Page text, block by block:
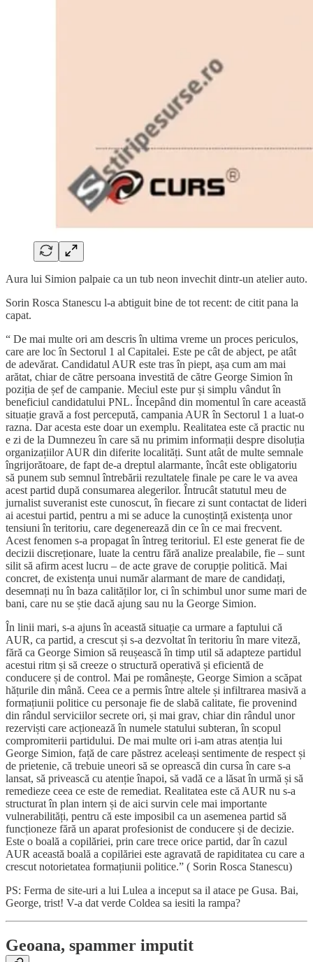
Aura lui Simion palpaie ca un tub neon invechit dintr-un atelier auto.
Sorin Rosca Stanescu l-a abtiguit bine de tot recent: de citit pana la
capat.
“ De mai multe ori am descris în ultima vreme un proces periculos,
care are loc în Sectorul 1 al Capitalei. Este pe cât de abject, pe atât
de adevărat. Candidatul AUR este tras în piept, așa cum am mai
arătat, chiar de către persoana investită de către George Simion în
poziția de șef de campanie. Meciul este pur și simplu vândut în
beneficiul candidatului PNL. Începând din momentul în care această
situație gravă a fost percepută, campania AUR în Sectorul 1 a luat-o
razna. Dar acesta este doar un exemplu. Realitatea este că practic nu
e zi de la Dumnezeu în care să nu primim informații despre disoluția
organizațiilor AUR din diferite localități. Sunt atât de multe semnale
îngrijorătoare, de fapt de-a dreptul alarmante, încât este obligatoriu
să punem sub semnul întrebării rezultatele finale pe care le va avea
acest partid după consumarea alegerilor. Întrucât statutul meu de
jurnalist suveranist este cunoscut, în fiecare zi sunt contactat de lideri
ai acestui partid, pentru a mi se aduce la cunoștință existența unor
tensiuni în teritoriu, care degenerează din ce în ce mai frecvent.
Acest fenomen s-a propagat în întreg teritoriul. El este generat fie de
decizii discreționare, luate la centru fără analize prealabile, fie – sunt
silit să afirm acest lucru – de acte grave de corupție politică. Mai
concret, de existența unui număr alarmant de mare de candidați,
desemnați nu în baza calităților lor, ci în schimbul unor sume mari de
bani, care nu se știe dacă ajung sau nu la George Simion.
În linii mari, s-a ajuns în această situație ca urmare a faptului că
AUR, ca partid, a crescut și s-a dezvoltat în teritoriu în mare viteză,
fără ca George Simion să reușească în timp util să adapteze partidul
acestui ritm și să creeze o structură operativă și eficientă de
conducere și de control. Mai pe românește, George Simion a scăpat
hățurile din mână. Ceea ce a permis între altele și infiltrarea masivă a
formațiunii politice cu personaje fie de slabă calitate, fie provenind
din rândul serviciilor secrete ori, și mai grav, chiar din rândul unor
rezerviști care acționează în numele statului subteran, în scopul
compromiterii partidului. De mai multe ori i-am atras atenția lui
George Simion, față de care păstrez aceleași sentimente de respect și
de prietenie, că trebuie uneori să se oprească din cursa în care s-a
lansat, să privească cu atenție înapoi, să vadă ce a lăsat în urmă și să
remedieze ceea ce este de remediat. Realitatea este că AUR nu s-a
structurat în plan intern și de aici survin cele mai importante
vulnerabilități, pentru că este imposibil ca un asemenea partid să
funcționeze fără un aparat profesionist de conducere și de decizie.
Este o boală a copilăriei, prin care trece orice partid, dar în cazul
AUR această boală a copilăriei este agravată de rapiditatea cu care a
crescut notorietatea formațiunii politice.” ( Sorin Rosca Stanescu)
PS: Ferma de site-uri a lui Lulea a inceput sa il atace pe Gusa. Bai,
George, trist! V-a dat verde Coldea sa iesiti la rampa?
Geoana, spammer imputit